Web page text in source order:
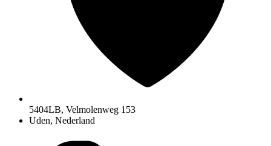
5404LB, Velmolenweg 153
Uden, Nederland